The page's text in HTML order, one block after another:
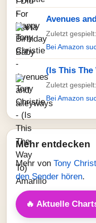
Avenues
Zuletzt
Bei Amazon
(Is This The
Zuletzt
Bei Amazon
Mehr entdecken
Mehr von Tony
den Sender hören.
🔥 Aktuelle